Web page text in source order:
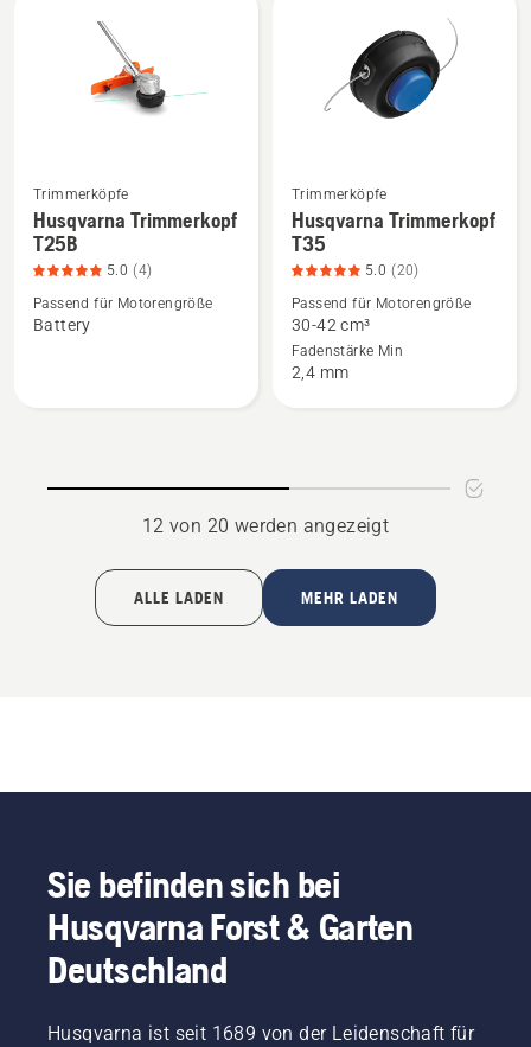
Produktbewertung
Mehr
Details
zu
Husqvarna
Trimmerkopf
Trimmerköpfe
Husqvarna Trimmerkopf
T25B
5.0 (4)
Passend für Motorengröße
Battery
Mehr
Details
zu
Husqvarna
Trimmerkopf
T35
anzeigen,
5
Trimmerköpfe
Husqvarna Trimmerkopf
T35
5.0 (20)
Passend für Motorengröße
30-42 cm³
Fadenstärke Min
2,4 mm
12 von 20 werden angezeigt
ALLE LADEN MEHR LADEN
Sie befinden sich bei
Husqvarna Forst & Garten
Deutschland
Husqvarna ist seit 1689 von der Leidenschaft für